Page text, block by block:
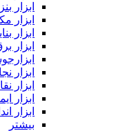
ابزار
ابزار
ابزار
ابزار
ابزار
ابزار
ابزار
ابزار
بیشتر